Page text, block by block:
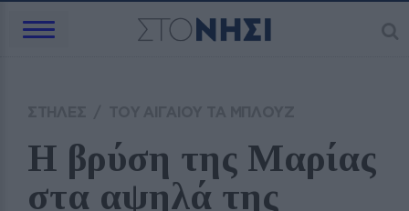
Η βρύση της Μαρίας
στα αψηλά της